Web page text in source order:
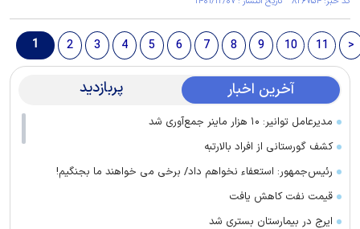
1 2 3 4 5 6 7 8 9 10 11 >
آخرین اخبار پربازدید
مدیرعامل توانیر: ۱۰ هزار ماینر جمع‌آوری شد
کشف گورستانی از افراد بالارتبه
رئیس‌جمهور: استعفاء نخواهم داد/ برخی می خواهند ما بجنگیم!
قیمت نفت کاهش یافت
ایرج در بیمارستان بستری شد